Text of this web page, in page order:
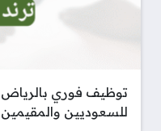
للسعوديين والمقيمين